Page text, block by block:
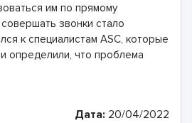
им по прямому
звонки стало
к специалистам ASC, которые
определили, что проблема
всего за 20 минут и теперь
Дата: 20/04/2022